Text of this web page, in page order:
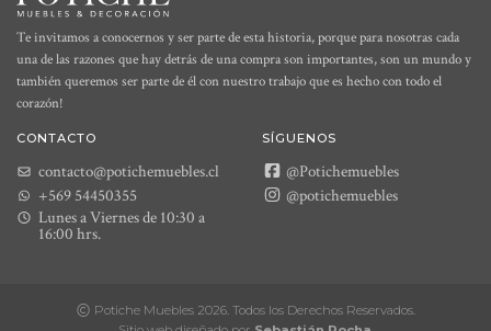
Te invitamos a conocernos y ser parte de esta historia, porque para nosotras cada
una de las razones que hay detrás de una compra son importantes, son un mundo y
también queremos ser parte de él con nuestro trabajo que es hecho con todo el
corazón!
CONTACTO
contacto@potichemuebles.cl
+569 54450355
Lunes a Viernes de 10:30 a
16:00 hrs.
SÍGUENOS
@Potichemuebles
@potichemuebles
Potiche Muebles 2026. Todos los Derechos Reservados.